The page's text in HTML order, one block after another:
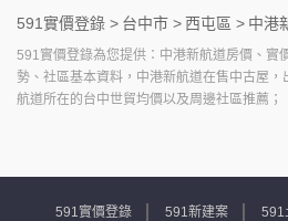
591實價登錄 > 台中市 >西屯區 > 中港
591實價登錄為您提供：中港新航道房價、實
勢、社區基本資料，中港新航道在售中古屋
航道所在的台中世貿均價以及周邊社區推薦；
591實價登錄 591新建案 591